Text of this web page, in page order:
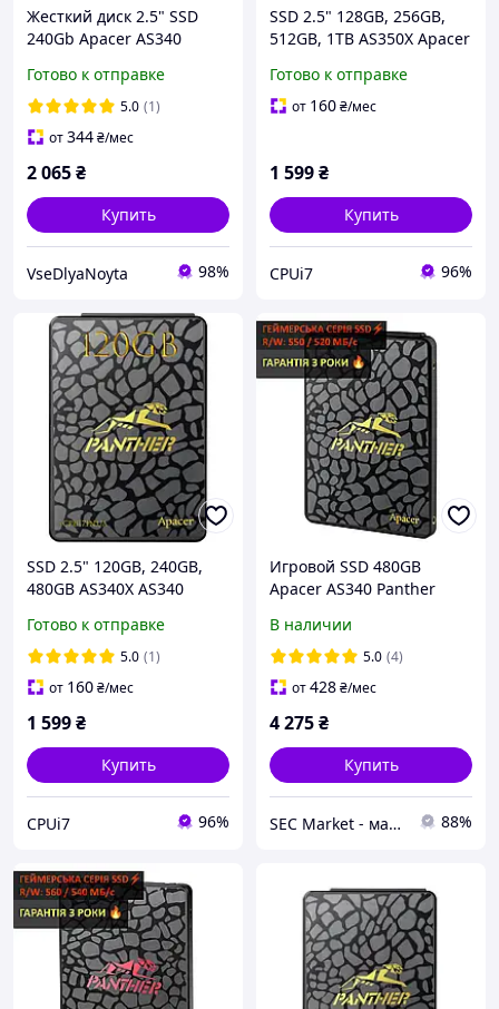
Жесткий диск 2.5" SSD
240Gb Apacer AS340
AP240GAS340G-1, TLC,
SATA-III 6Gb/s, зап/чт. -
520/550мб/с
Готово к отправке
5.0 (1)
от344₴/мес
2 065₴
Купить
VseDlyaNoyta 98%
SSD 2.5" 128GB, 256GB,
512GB, 1TB AS350X Apacer
Готово к отправке
от 160₴/мес
1 599₴
Купить
CPUi7 96%
SSD 2.5" 120GB, 240GB,
480GB AS340X AS340
Готово к отправке
5.0 (1)
от 160₴/мес
1 599₴
Купить
CPUi7 96%
Игровой SSD 480GB
Apacer AS340 Panther
диск 480 ГБ SSD для
ноутбука и компьютера
В наличии
5.0 (4)
от428₴/мес
4 275₴
Купить
SEC Market - магазин систем безопасности №1 88%